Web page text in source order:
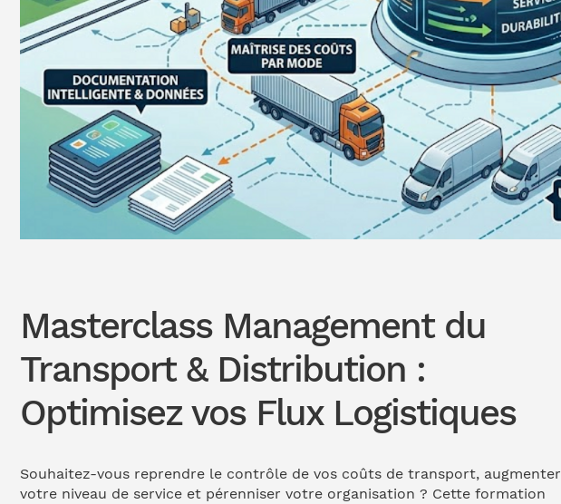
Masterclass Management du
Transport & Distribution :
Optimisez vos Flux Logistiques
Souhaitez-vous reprendre le contrôle de vos coûts de transport, augmenter
votre niveau de service et pérenniser votre organisation ? Cette formation